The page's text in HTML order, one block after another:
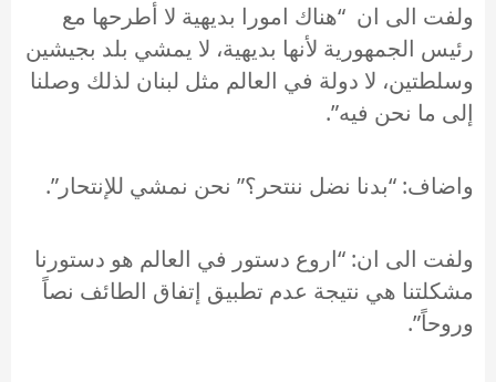
ولفت الى ان “هناك امورا بديهية لا أطرحها مع
رئيس الجمهورية لأنها بديهية، لا يمشي بلد بجيشين
وسلطتين، لا دولة في العالم مثل لبنان لذلك وصلنا
إلى ما نحن فيه”.
واضاف: “بدنا نضل ننتحر؟” نحن نمشي للإنتحار”.
ولفت الى ان: “اروع دستور في العالم هو دستورنا
مشكلتنا هي نتيجة عدم تطبيق إتفاق الطائف نصاً
وروحاً”.